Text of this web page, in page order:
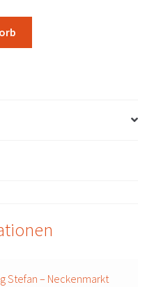
Stefan – Neckenmarkt